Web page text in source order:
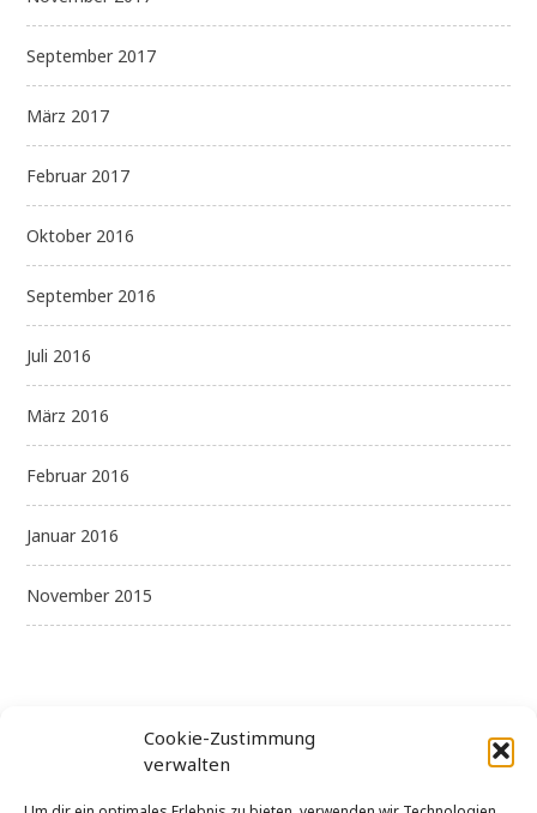
Cookie-Zustimmung
verwalten
September 2017
März 2017
Februar 2017
Oktober 2016
September 2016
Juli 2016
März 2016
Februar 2016
Januar 2016
November 2015
Kategorien